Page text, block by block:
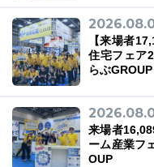
【来場者
住宅フェア
らぶGROUP
来場者
ーム産業フ
OUP